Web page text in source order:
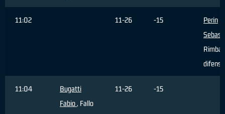
11:02 11-26 -15
Perin
11:04
Bugatti
Fabio, Fallo
11-26 -15